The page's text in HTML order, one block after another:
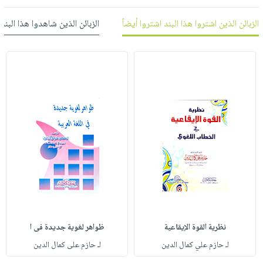
العناية
بالأسنان
الحمية
والتغذية
أدوات
المائدة
الأوعية
المطبخ
الأكثر
مبيعاً
العودة
اكسسوارات
منزلية
اكسسوارات
مطرزات
عناية
بالذات
شحن
مجاني
بنود
الاشتراكات
صندوق
حدود
متقدم
الشركة
سياسة
الشركة
لائحة
الأمنيات
الزبائن الذين اشتروا هذا البند اشتروا أيضاً الزبائن الذين شاهدوا هذا
نظرية القوة الإيقاعية
لـ حازم علي كمال الدين
ظواهر لغوية جديدة فى ا
لـ حازم على كمال الدين